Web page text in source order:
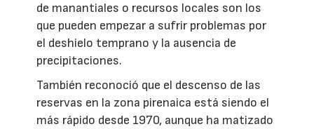
de manantiales o recursos locales son los
que pueden empezar a sufrir problemas por
el deshielo temprano y la ausencia de
precipitaciones.
También reconoció que el descenso de las
reservas en la zona pirenaica está siendo el
más rápido desde 1970, aunque ha matizado